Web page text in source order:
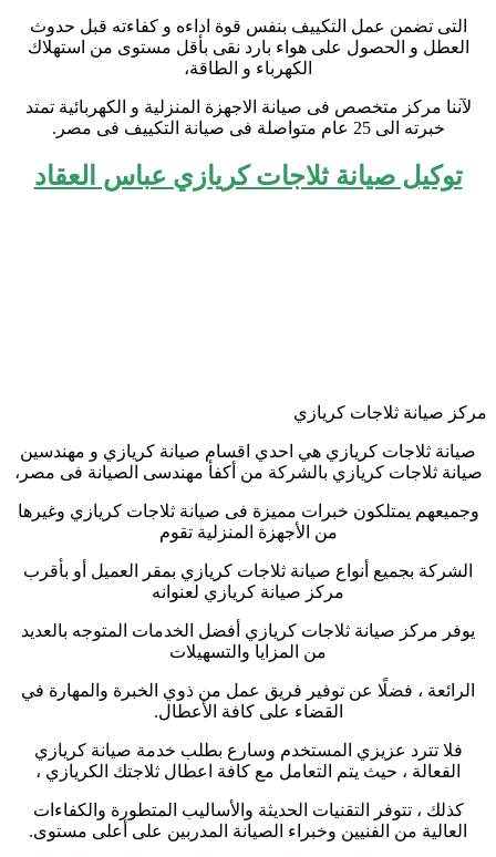
التى تضمن عمل التكييف بنفس قوة اداءه و كفاءته قبل حدوث
العطل و الحصول على هواء بارد نقى بأقل مستوى من استهلاك
الكهرباء و الطاقة،
لآننا مركز متخصص فى صيانة الاجهزة المنزلية و الكهربائية تمتد
خبرته الى 25 عام متواصلة فى صيانة التكييف فى مصر.
توكيل صيانة ثلاجات كريازي عباس العقاد
مركز صيانة ثلاجات كريازي
صيانة ثلاجات كريازي هي احدي اقسام صيانة كريازي و مهندسين
صيانة ثلاجات كريازي بالشركة من أكفأ مهندسى الصيانة فى مصر،
وجميعهم يمتلكون خبرات مميزة فى صيانة ثلاجات كريازي وغيرها
من الأجهزة المنزلية تقوم
الشركة بجميع أنواع صيانة ثلاجات كريازي بمقر العميل أو بأقرب
مركز صيانة كريازي لعنوانه
يوفر مركز صيانة ثلاجات كريازي أفضل الخدمات المتوجه بالعديد
من المزايا والتسهيلات
الرائعة ، فضلًا عن توفير فريق عمل من ذوي الخبرة والمهارة في
القضاء على كافة الأعطال.
فلا تترد عزيزي المستخدم وسارع بطلب خدمة صيانة كريازي
الفعالة ، حيث يتم التعامل مع كافة اعطال ثلاجتك الكريازي ،
كذلك ، تتوفر التقنيات الحديثة والأساليب المتطورة والكفاءات
العالية من الفنيين وخبراء الصيانة المدربين على أعلى مستوى.